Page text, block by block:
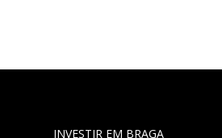
INVESTIR EM BRAGA